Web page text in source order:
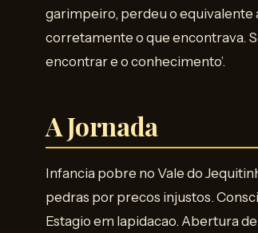
garimpeiro, perdeu o equivalente
corretamente o que encontrava.
encontrar e o conhecimento’.
A Jornada
Infancia pobre no Vale do
pedras por precos injustos.
Estagio em lapidacao. Abertura